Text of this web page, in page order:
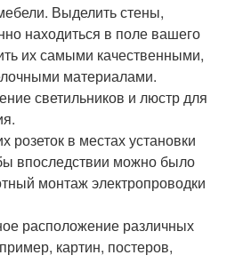
Выделить стены,
находиться в поле вашего
их самыми качественными,
материалами.
светильников и люстр для
розеток в местах установки
впоследствии можно было
монтаж электропроводки
расположение различных
картин, постеров,